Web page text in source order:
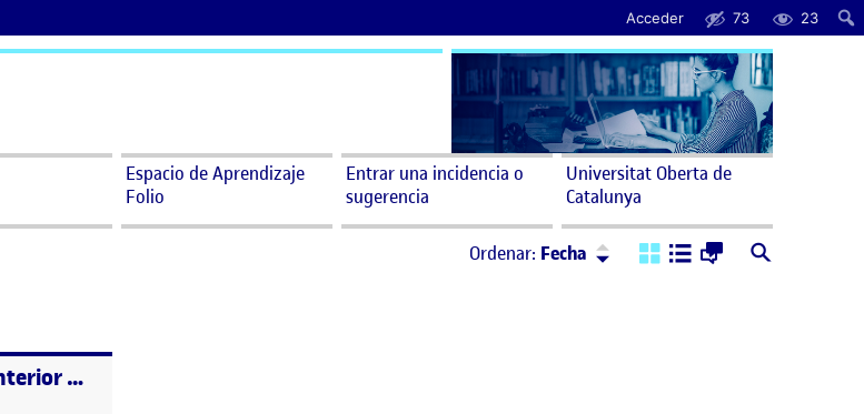
Acceder 73 23
Espacio de Aprendizaje
Folio
Entrar una incidencia o
sugerencia
Universitat Oberta de
Catalunya
Ordenar: Fecha Ordenar:Descendente
4. ¡Vamos al interior de la publicación!